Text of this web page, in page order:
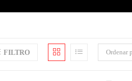
FILTRO Ordenar